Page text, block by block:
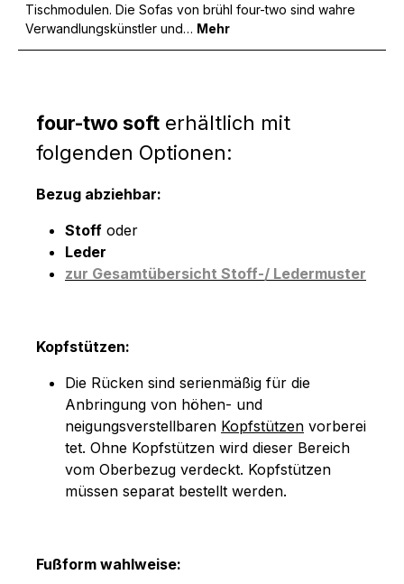
Tischmodulen. Die Sofas von brühl four-two sind wahre
Verwandlungskünstler und… Mehr
four-two soft erhältlich mit
folgenden Optionen:
Bezug abziehbar:
Stoff oder
Leder
zur Gesamtübersicht Stoff-/ Ledermuster
Kopfstützen:
Die Rücken sind serienmäßig für die
Anbringung von höhen- und
neigungsverstellbaren Kopfstützen vorberei
tet. Ohne Kopfstützen wird dieser Bereich
vom Oberbezug verdeckt. Kopfstützen
müssen separat bestellt werden.
Fußform wahlweise: